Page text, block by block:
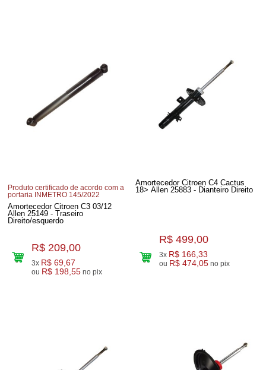
Produto certificado de acordo com a
portaria INMETRO 145/2022
Amortecedor Citroen C3 03/12
Allen 25149 - Traseiro
Direito/esquerdo
R$ 209,00
3x R$ 69,67
ou R$ 198,55 no pix
Amortecedor Citroen C4 Cactus
18> Allen 25883 - Dianteiro Direito
R$ 499,00
3x R$ 166,33
ou R$ 474,05 no pix